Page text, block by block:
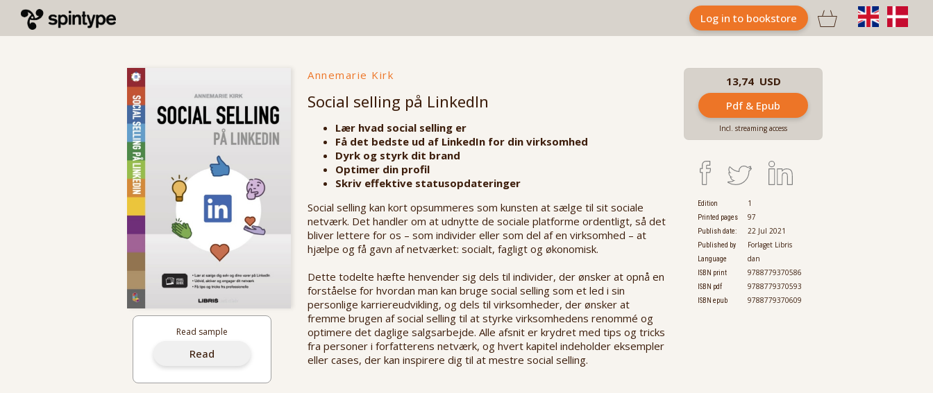

Log in to bookstore
Read sample
Read
Annemarie Kirk
Social selling på LinkedIn
Lær hvad social selling er
Få det bedste ud af LinkedIn for din virksomhed
Dyrk og styrk dit brand
Optimer din profil
Skriv effektive statusopdateringer
Social selling kan kort opsummeres som kunsten at sælge til sit sociale
netværk. Det handler om at udnytte de sociale platforme ordentligt, så det
bliver lettere for os – som individer eller som del af en virksomhed – at
hjælpe og få gavn af netværket: socialt, fagligt og økonomisk.
Dette todelte hæfte henvender sig dels til individer, der ønsker at opnå en
forståelse for hvordan man kan bruge social selling som et led i sin
personlige karriereudvikling, og dels til virksomheder, der ønsker at
fremme brugen af social selling til at styrke virksomhedens renommé og
optimere det daglige salgsarbejde. Alle afsnit er krydret med tips og tricks
fra personer i forfatterens netværk, og hvert kapitel indeholder eksempler
eller cases, der kan inspirere dig til at mestre social selling.
13,74 USD
Pdf & Epub
Incl. streaming access
Edition 1
Printed pages 97
Publish date: 22 Jul 2021
Published by Forlaget Libris
Language dan
ISBN print 9788779370586
ISBN pdf 9788779370593
ISBN epub 9788779370609